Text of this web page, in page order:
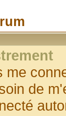
me
de